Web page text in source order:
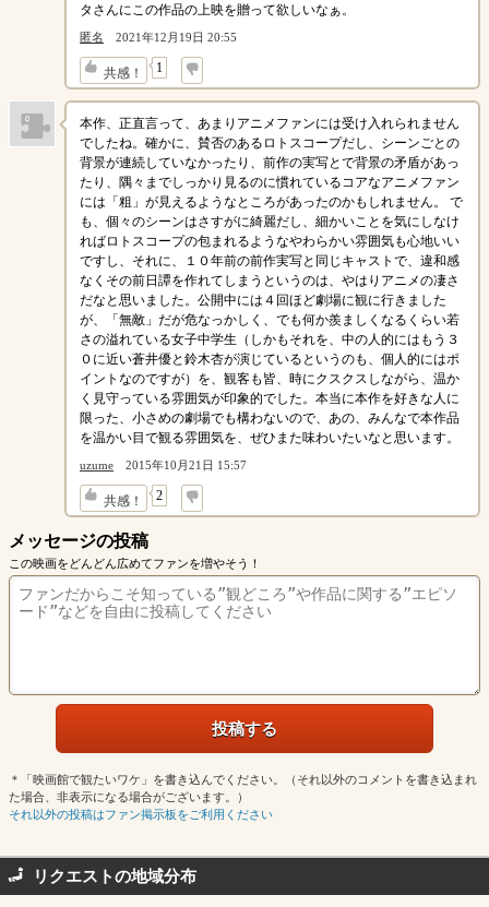
タさんにこの作品の上映を贈って欲しいなぁ。
匿名 2021年12月19日 20:55
共感！ 1
↓
本作、正直言って、あまりアニメファンには受け入れられません
でしたね。確かに、賛否のあるロトスコープだし、シーンごとの
背景が連続していなかったり、前作の実写とで背景の矛盾があっ
たり、隅々までしっかり見るのに慣れているコアなアニメファン
には「粗」が見えるようなところがあったのかもしれません。 で
も、個々のシーンはさすがに綺麗だし、細かいことを気にしなけ
ればロトスコープの包まれるようなやわらかい雰囲気も心地いい
ですし、それに、１０年前の前作実写と同じキャストで、違和感
なくその前日譚を作れてしまうというのは、やはりアニメの凄さ
だなと思いました。公開中には４回ほど劇場に観に行きました
が、「無敵」だが危なっかしく、でも何か羨ましくなるくらい若
さの溢れている女子中学生（しかもそれを、中の人的にはもう３
０に近い蒼井優と鈴木杏が演じているというのも、個人的にはポ
イントなのですが）を、観客も皆、時にクスクスしながら、温か
く見守っている雰囲気が印象的でした。本当に本作を好きな人に
限った、小さめの劇場でも構わないので、あの、みんなで本作品
を温かい目で観る雰囲気を、ぜひまた味わいたいなと思います。
uzume 2015年10月21日 15:57
共感！ 2
↓
メッセージの投稿
この映画をどんどん広めてファンを増やそう！
＊「映画館で観たいワケ」を書き込んでください。（それ以外のコメントを書き込まれ
た場合、非表示になる場合がございます。）
それ以外の投稿はファン掲示板をご利用ください
リクエストの地域分布